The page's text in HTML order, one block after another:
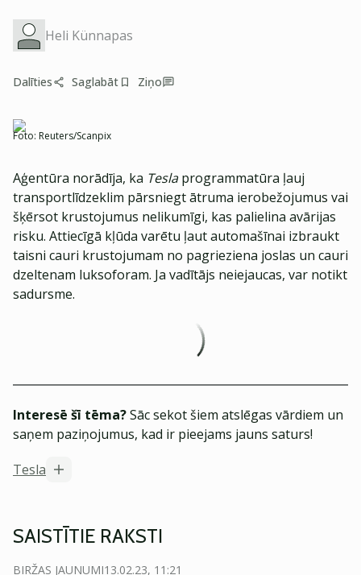
Heli Künnapas
Dalīties Saglabāt Ziņo
Foto: Reuters/Scanpix
Aģentūra norādīja, ka Teslaprogrammatūra ļauj
transportlīdzeklim pārsniegt ātruma ierobežojumus vai
šķērsot krustojumus nelikumīgi, kas palielina avārijas
risku. Attiecīgā kļūda varētu ļaut automašīnai izbraukt
taisni cauri krustojumam no pagrieziena joslas un cauri
dzeltenam luksoforam. Ja vadītājs neiejaucas, var notikt
sadursme.
Interesē šī tēma?Sāc sekot šiem atslēgas vārdiem un
saņem paziņojumus, kad ir pieejams jauns saturs!
Tesla
SAISTĪTIE RAKSTI
BIRŽAS JAUNUMI13.02.23, 11:21